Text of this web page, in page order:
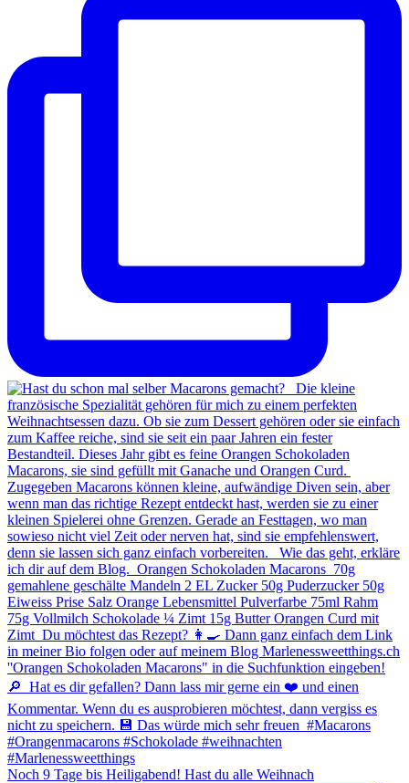
Noch 9 Tage bis Heiligabend! Hast du alle Weihnach